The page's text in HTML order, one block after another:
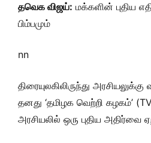
தவெக விஜய்: மக்களின் புதிய
பிம்பமும்
nn
திரையுலகிலிருந்து
தனது ‘தமிழக வெற்றி கழகம்’
அரசியலில் ஒரு புதிய அதிர்வை